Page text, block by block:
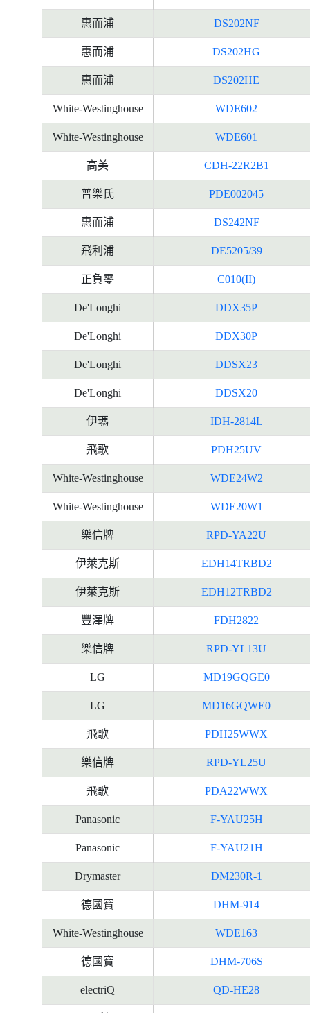
惠而浦 DS202NF
惠而浦 DS202HG
惠而浦 DS202HE
White-Westinghouse WDE602
White-Westinghouse WDE601
高美 CDH-22R2B1
普樂氏 PDE002045
惠而浦 DS242NF
飛利浦 DE5205/39
正負零 C010(II)
De'Longhi DDX35P
De'Longhi DDX30P
De'Longhi DDSX23
De'Longhi DDSX20
伊瑪 IDH-2814L
飛歌 PDH25UV
White-Westinghouse WDE24W2
White-Westinghouse WDE20W1
樂信牌 RPD-YA22U
伊萊克斯 EDH14TRBD2
伊萊克斯 EDH12TRBD2
豐澤牌 FDH2822
樂信牌 RPD-YL13U
LG MD19GQGE0
LG MD16GQWE0
飛歌 PDH25WWX
樂信牌 RPD-YL25U
飛歌 PDA22WWX
Panasonic F-YAU25H
Panasonic F-YAU21H
Drymaster DM230R-1
德國寶 DHM-914
White-Westinghouse WDE163
德國寶 DHM-706S
electriQ QD-HE28